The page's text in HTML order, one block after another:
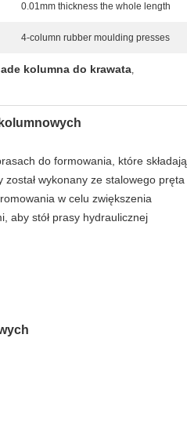
0.01mm thickness the whole length
4-column rubber moulding presses
kolumna do krawata,
do formowania, które składają
wykonany ze stalowego pręta
w celu zwiększenia
aby stół prasy hydraulicznej